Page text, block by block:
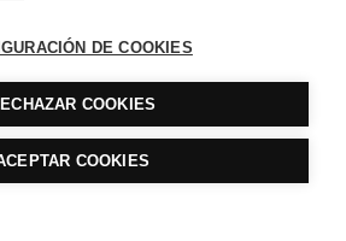
en Paul Weiss a Chris
Levi
DE COOKIES
COOKIES
COOKIES